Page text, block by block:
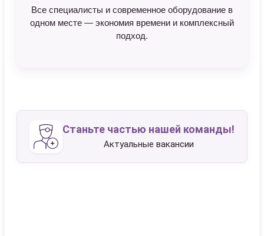
Все специалисты и современное оборудование в
одном месте — экономия времени и комплексный
подход.
Станьте частью нашей команды!
Актуальные вакансии